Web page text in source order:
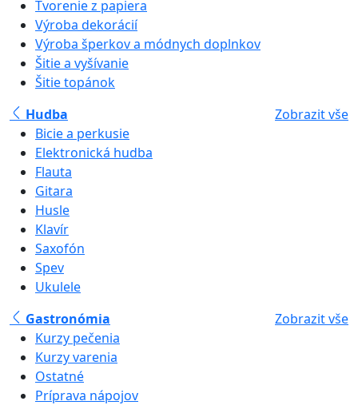
Tvorenie z papiera
Výroba dekorácií
Výroba šperkov a módnych doplnkov
Šitie a vyšívanie
Šitie topánok
Hudba
Zobrazit vše
Bicie a perkusie
Elektronická hudba
Flauta
Gitara
Husle
Klavír
Saxofón
Spev
Ukulele
Gastronómia
Zobrazit vše
Kurzy pečenia
Kurzy varenia
Ostatné
Príprava nápojov